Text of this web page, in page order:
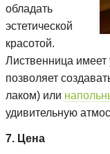
обладать
эстетической
красотой.
Лиственница имеет
позволяет
лаком) или
удивительную
7. Цена